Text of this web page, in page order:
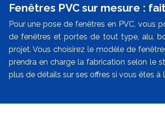
Fenêtres PVC sur mesure :
Pour une pose de fenêtres en PVC, vous
de fenêtres et portes de tout type, alu,
projet. Vous choisirez le modèle de
prendra en charge la fabrication selon le
plus de détails sur ses offres si vous êtes à